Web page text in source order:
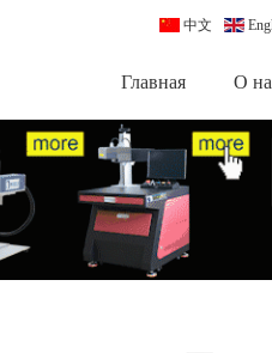
中文
Главная О